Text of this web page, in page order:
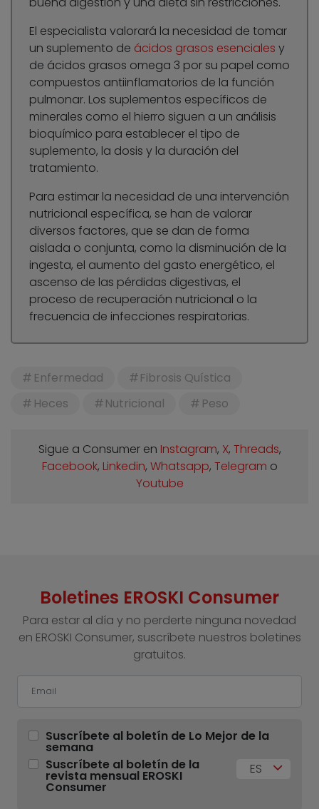
El especialista valorará la necesidad de tomar
un suplemento de ácidos grasos esenciales y
de ácidos grasos omega 3 por su papel como
compuestos antiinflamatorios de la función
pulmonar. Los suplementos específicos de
minerales como el hierro siguen a un análisis
bioquímico para establecer el tipo de
suplemento, la dosis y la duración del
tratamiento.
Para estimar la necesidad de una intervención
nutricional específica, se han de valorar
diversos factores, que se dan de forma
aislada o conjunta, como la disminución de la
ingesta, el aumento del gasto energético, el
ascenso de las pérdidas digestivas, el
proceso de recuperación nutricional o la
frecuencia de infecciones respiratorias.
Enfermedad
Fibrosis Quística
Heces
Nutricional Peso
Sigue a Consumer en Instagram, X, Threads,
Facebook, Linkedin, Whatsapp, Telegram o
Youtube
Boletines EROSKI Consumer
Para estar al día y no perderte ninguna novedad
en EROSKI Consumer, suscríbete nuestros boletines
gratuitos.
Suscríbete al boletín de Lo Mejor de la
semana
Suscríbete al boletín de la
revista mensual EROSKI
Consumer
ES